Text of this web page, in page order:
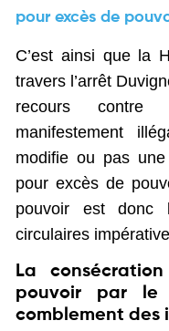
pour excès de
C’est ainsi que la
travers l’arrêt
recours contre
manifestement
modifie ou pas
pour excès de
pouvoir est donc
circulaires
La
pouvoir par le
comblement des